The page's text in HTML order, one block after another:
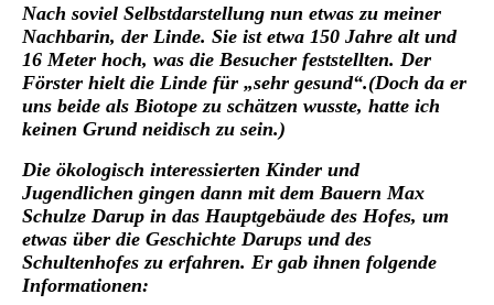
Nach soviel Selbstdarstellung nun etwas zu meiner
Nachbarin, der Linde. Sie ist etwa 150 Jahre alt und
16 Meter hoch, was die Besucher feststellten. Der
Förster hielt die Linde für „sehr gesund“.(Doch da er
uns beide als Biotope zu schätzen wusste, hatte ich
keinen Grund neidisch zu sein.)
Die ökologisch interessierten Kinder und
Jugendlichen gingen dann mit dem Bauern Max
Schulze Darup in das Hauptgebäude des Hofes, um
etwas über die Geschichte Darups und des
Schultenhofes zu erfahren. Er gab ihnen folgende
Informationen: